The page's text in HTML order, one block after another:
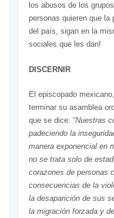
los abusos de los
personas quieren que la
del país, sigan en la
sociales que les dan!
DISCERNIR
El episcopado
terminar su asamblea
que se dice: “Nuestras
padeciendo la
manera exponencial en
no se trata solo de
corazones de personas
consecuencias de la
la desaparición de sus
la migración forzada y